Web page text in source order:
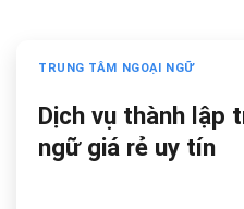
TRUNG TÂM NGOẠI NGỮ
Dịch vụ thành lập
ngữ giá rẻ uy tín